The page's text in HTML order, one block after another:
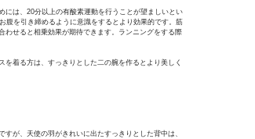
には、20分以上の有酸素運動を行うことが望ましいとい
腹を引き締めるように意識をするとより効果的です。筋
わせると相乗効果が期待できます。ランニングをする際
着る方は、すっきりとした二の腕を作るとより美しく
が、天使の羽がきれいに出たすっきりとした背中は、